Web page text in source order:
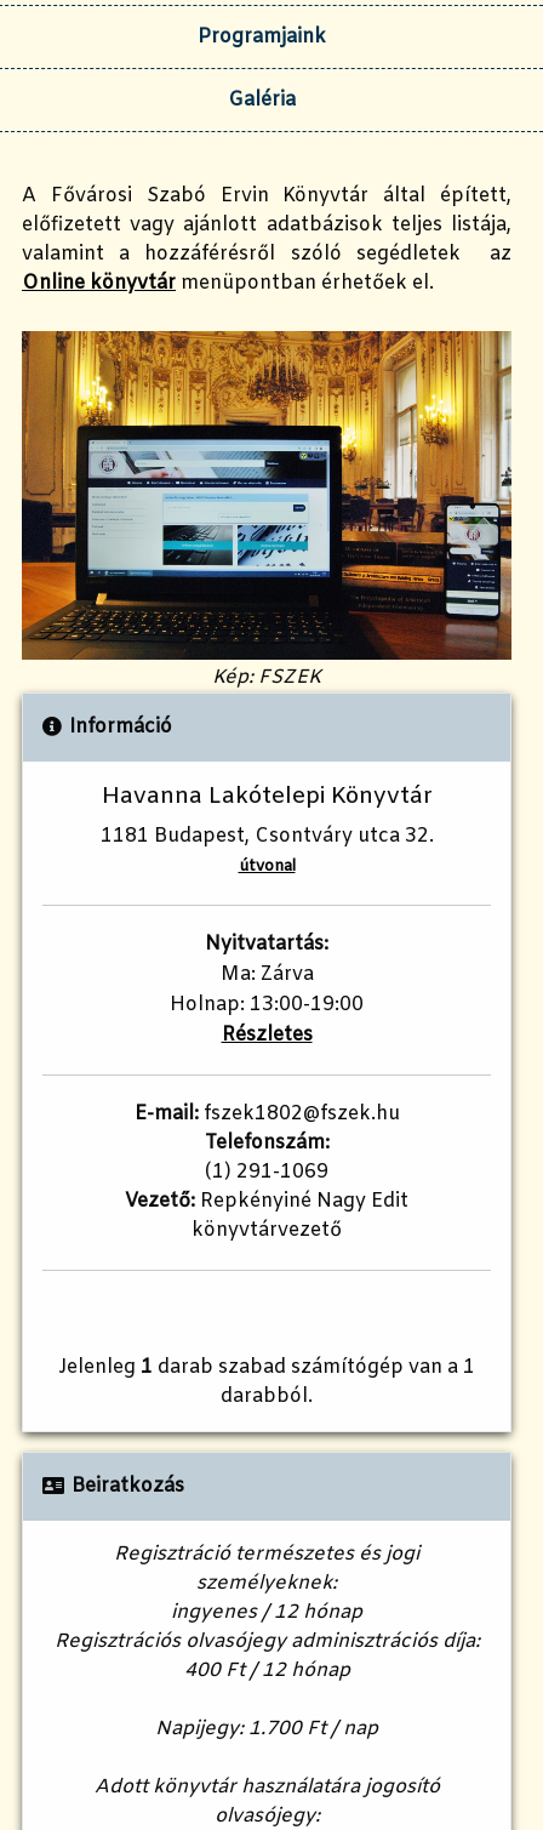
Programjaink
Galéria
A Fővárosi Szabó Ervin Könyvtár által épített,
előfizetett vagy ajánlott adatbázisok teljes listája,
valamint a hozzáférésről szóló segédletek az
Online könyvtár menüpontban érhetőek el.
Kép: FSZEK
Információ
Havanna Lakótelepi Könyvtár
1181 Budapest, Csontváry utca 32.
útvonal
Nyitvatartás:
Ma: Zárva
Holnap: 13:00-19:00
Részletes
E-mail:fszek1802@fszek.hu​
Telefonszám:
(1) 291-1069
Vezető: Repkényiné Nagy Edit
könyvtárvezető
Jelenleg 1 darab szabad számítógép van a 1
darabból.
Beiratkozás
Regisztráció természetes és jogi
személyeknek:
ingyenes / 12 hónap
Regisztrációs olvasójegy adminisztrációs díja:
400 Ft / 12 hónap
Napijegy: 1.700 Ft / nap
Adott könyvtár használatára jogosító
olvasójegy: